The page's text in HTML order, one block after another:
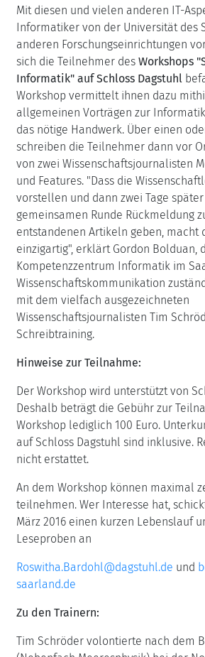
Mit diesen und vielen anderen IT-
Informatiker von der Universität des
anderen Forschungseinrichtungen
sich die Teilnehmer des Workshops
Informatik" auf Schloss Dagstuhl
Workshop vermittelt ihnen dazu
allgemeinen Vorträgen zur
das nötige Handwerk. Über einen
schreiben die Teilnehmer dann vor
von zwei Wissenschaftsjournalisten
und Features. "Dass die
vorstellen und dann zwei Tage
gemeinsamen Runde Rückmeldung
entstandenen Artikeln geben, macht
einzigartig", erklärt Gordon Bolduan,
Kompetenzzentrum Informatik im
Wissenschaftskommunikation
mit dem vielfach ausgezeichneten
Wissenschaftsjournalisten Tim
Schreibtraining.
Hinweise zur Teilnahme:
Der Workshop wird unterstützt von
Deshalb beträgt die Gebühr zur
Workshop lediglich 100 Euro.
auf Schloss Dagstuhl sind inklusive.
nicht erstattet.
An dem Workshop können maximal
teilnehmen. Wer Interesse hat,
März 2016 einen kurzen Lebenslauf
Leseproben an
Roswitha.Bardohl@dagstuhl.de und
saarland.de
Zu den Trainern:
Tim Schröder volontierte nach dem